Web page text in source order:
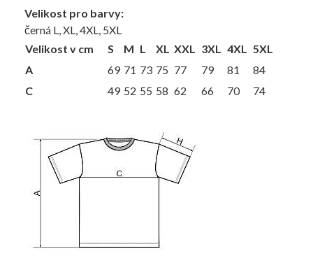
Velikost pro barvy:
černá L, XL, 4XL, 5XL
Velikost v cm
S M L XL XXL 3XL 4XL 5XL
A
69 71 73 75 77 79 81
84
C
49 52 55 58 62 66 70 74